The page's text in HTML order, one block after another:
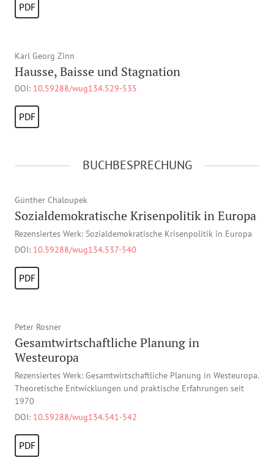
PDF
Karl Georg Zinn
Hausse, Baisse und Stagnation
DOI: 10.59288/wug134.529-535
PDF
BUCHBESPRECHUNG
Günther Chaloupek
Sozialdemokratische Krisenpolitik in Europa
Rezensiertes Werk: Sozialdemokratische Krisenpolitik in Europa
DOI: 10.59288/wug134.537-540
PDF
Peter Rosner
Gesamtwirtschaftliche Planung in
Westeuropa
Rezensiertes Werk: Gesamtwirtschaftliche Planung in Westeuropa.
Theoretische Entwicklungen und praktische Erfahrungen seit
1970
DOI: 10.59288/wug134.541-542
PDF